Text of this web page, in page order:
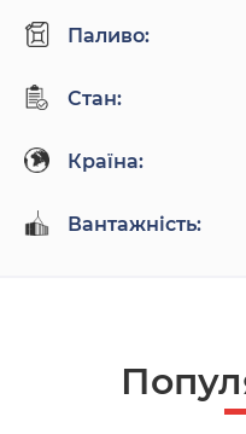
Паливо:
Стан:
Країна:
Вантажність: